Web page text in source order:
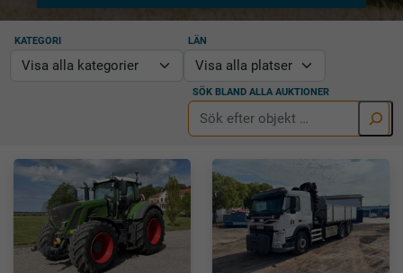
KATEGORI LÄN
SÖK BLAND ALLA AUKTIONER